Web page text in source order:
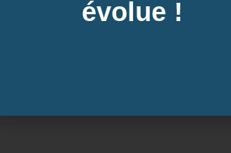
Dates des
évolue !